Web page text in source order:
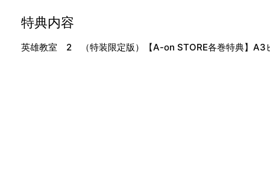
特典内容
英雄教室 2 （特装限定版）【A-on STORE各巻特典】A3